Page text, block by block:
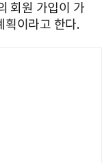
회원 가입이 가
획이라고 한다.